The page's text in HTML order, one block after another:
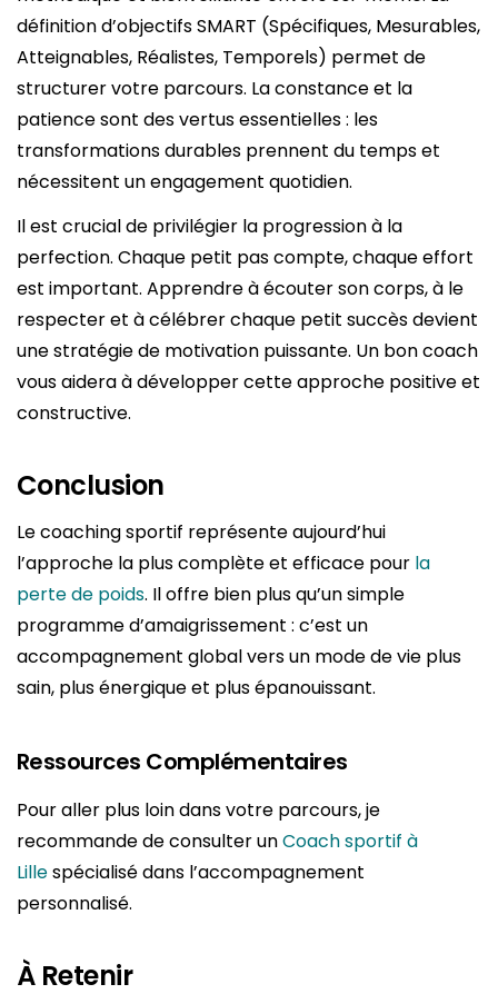
définition d’objectifs SMART (Spécifiques, Mesurables,
Atteignables, Réalistes, Temporels) permet de
structurer votre parcours. La constance et la
patience sont des vertus essentielles : les
transformations durables prennent du temps et
nécessitent un engagement quotidien.
Il est crucial de privilégier la progression à la
perfection. Chaque petit pas compte, chaque effort
est important. Apprendre à écouter son corps, à le
respecter et à célébrer chaque petit succès devient
une stratégie de motivation puissante. Un bon coach
vous aidera à développer cette approche positive et
constructive.
Conclusion
Le coaching sportif représente aujourd’hui
l’approche la plus complète et efficace pour la
perte de poids. Il offre bien plus qu’un simple
programme d’amaigrissement : c’est un
accompagnement global vers un mode de vie plus
sain, plus énergique et plus épanouissant.
Ressources Complémentaires
Pour aller plus loin dans votre parcours, je
recommande de consulter unCoach sportif à
Lillespécialisé dans l’accompagnement
personnalisé.
À Retenir